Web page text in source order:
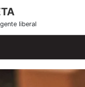
liberal